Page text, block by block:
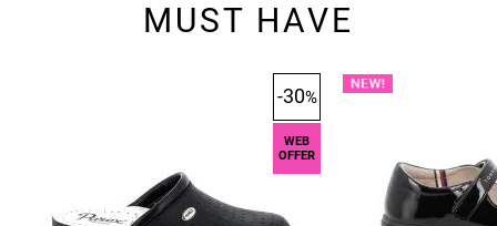
MUST HAVE
-30%
WEB
OFFER